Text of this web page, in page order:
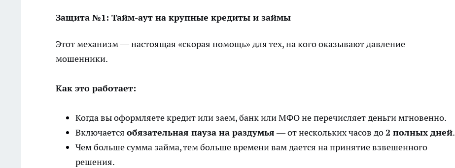
Защита №1: Тайм-аут на крупные кредиты и займы
Этот механизм — настоящая «скорая помощь» для тех, на кого оказывают давление
мошенники.
Как это работает:
Когда вы оформляете кредит или заем, банк или МФО не перечисляет деньги мгновенно.
Включается обязательная пауза на раздумья— от нескольких часов до2 полных дней.
Чем больше сумма займа, тем больше времени вам дается на принятие взвешенного
решения.